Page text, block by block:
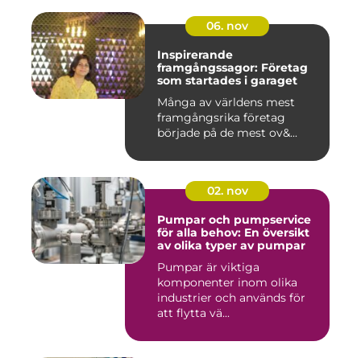
06. nov
Inspirerande
framgångssagor: Företag
som startades i garaget
Många av världens mest
framgångsrika företag
började på de mest ov&...
02. nov
Pumpar och pumpservice
för alla behov: En översikt
av olika typer av pumpar
Pumpar är viktiga
komponenter inom olika
industrier och används för
att flytta vä...